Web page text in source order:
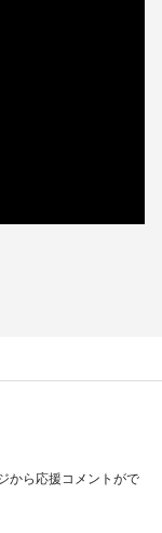
から応援コメントがで